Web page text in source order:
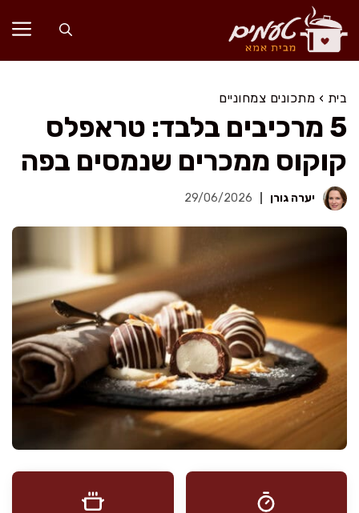
לדלג
לתוכן
בית › מתכונים צמחוניים
5 מרכיבים בלבד: טראפלס
קוקוס ממכרים שנמסים בפה
יערה גורן 29/06/2026